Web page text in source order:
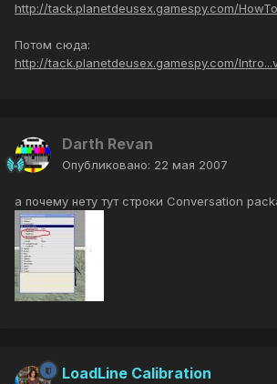
http://tack.planetdeusex.gamespy.com/
Потом сюда:
http://tack.planetdeusex.gamespy.com/
Darth Revan
Опубликовано: 22 мая 2007
а почему нету тут строки Conversation
LoadLine Calibration